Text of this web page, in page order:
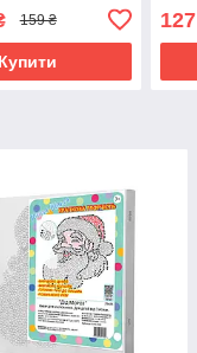
159 ₴
Купити